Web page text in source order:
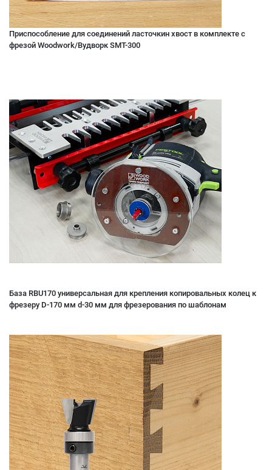
Приспособление для соединений ласточкин хвост в комплекте с
фрезой Woodwork/Вудворк SMT-300
База RBU170 универсальная для крепления копировальных колец к
фрезеру D-170 мм d-30 мм для фрезерования по шаблонам